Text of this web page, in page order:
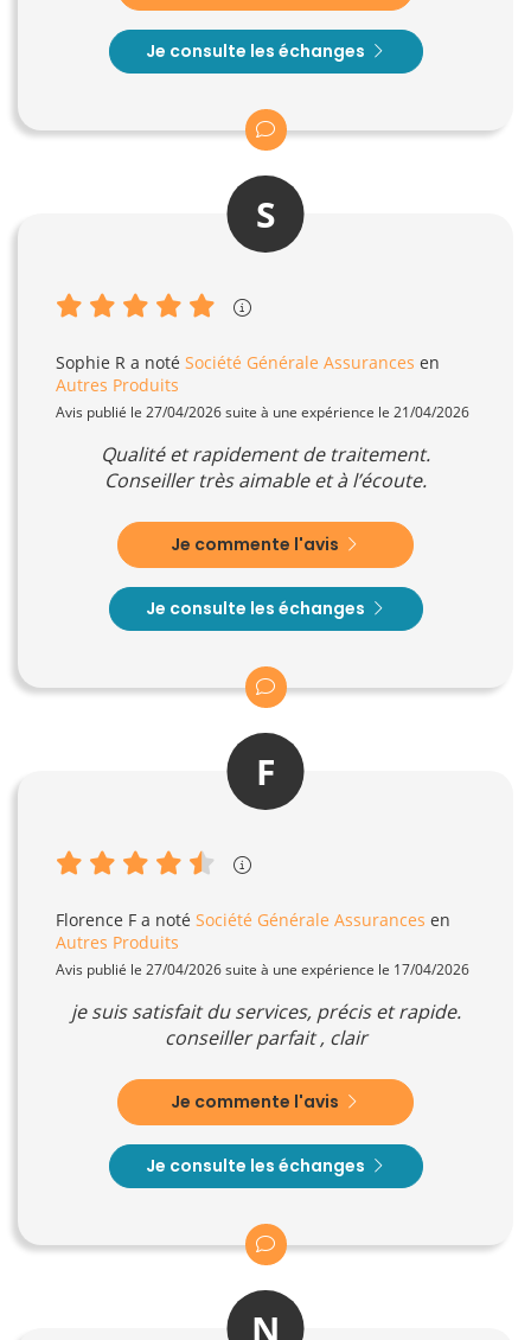
Je consulte les échanges
S
Sophie R a noté Société Générale Assurances en
Autres Produits
Avis publié le 27/04/2026 suite à une expérience le 21/04/2026
Qualité et rapidement de traitement.
Conseiller très aimable et à l’écoute.
Je commente l'avis
Je consulte les échanges
F
Florence F a noté Société Générale Assurances en
Autres Produits
Avis publié le 27/04/2026 suite à une expérience le 17/04/2026
je suis satisfait du services, précis et rapide.
conseiller parfait , clair
Je commente l'avis
Je consulte les échanges
N